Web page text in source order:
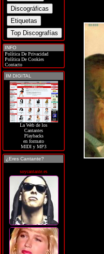
INFO
Política De Privacidad
Política De Cookies
Contacto
IM DIGITAL
La Web de los
Cantantes
Playbacks
en formato
MIDI y MP3
¿Eres Cantante?
soycantante.es